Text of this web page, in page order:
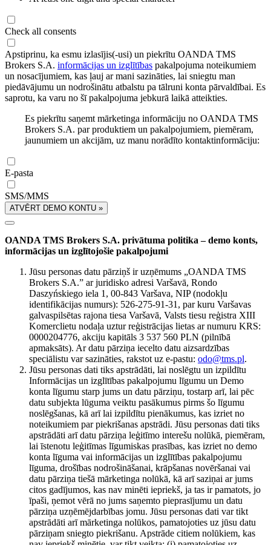
Check all consents
Apstiprinu, ka esmu izlasījis(-usi) un piekrītu OANDA TMS
Brokers S.A. informācijas un izglītības pakalpojuma noteikumiem
un nosacījumiem, kas ļauj ar mani sazināties, lai sniegtu man
piedāvājumu un nodrošinātu atbalstu pa tālruni konta pārvaldībai. Es
saprotu, ka varu no šī pakalpojuma jebkurā laikā atteikties.
Es piekrītu saņemt mārketinga informāciju no OANDA TMS
Brokers S.A. par produktiem un pakalpojumiem, piemēram,
jaunumiem un akcijām, uz manu norādīto kontaktinformāciju:
E-pasta
SMS/MMS
ATVĒRT DEMO KONTU »
OANDA TMS Brokers S.A. privātuma politika – demo konts,
informācijas un izglītojošie pakalpojumi
Jūsu personas datu pārziņš ir uzņēmums „OANDA TMS
Brokers S.A.” ar juridisko adresi Varšavā, Rondo
Daszyńskiego iela 1, 00-843 Varšava, NIP (nodokļu
identifikācijas numurs): 526-275-91-31, par kuru Varšavas
galvaspilsētas rajona tiesa Varšavā, Valsts tiesu reģistra XIII
Komerclietu nodaļa uztur reģistrācijas lietas ar numuru KRS:
0000204776, akciju kapitāls 3 537 560 PLN (pilnībā
apmaksāts). Ar datu pārziņa iecelto datu aizsardzības
speciālistu var sazināties, rakstot uz e-pastu: odo@tms.pl.
Jūsu personas dati tiks apstrādāti, lai noslēgtu un izpildītu
Informācijas un izglītības pakalpojumu līgumu un Demo
konta līgumu starp jums un datu pārziņu, tostarp arī, lai pēc
datu subjekta lūguma veiktu pasākumus pirms šo līgumu
noslēgšanas, kā arī lai izpildītu pienākumus, kas izriet no
noteikumiem par piekrišanas apstrādi. Jūsu personas dati tiks
apstrādāti arī datu pārziņa leģitīmo interešu nolūkā, piemēram,
lai īstenotu leģitīmas līgumiskas prasības, kas izriet no demo
konta līguma vai informācijas un izglītības pakalpojumu
līguma, drošības nodrošināšanai, krāpšanas novēršanai vai
datu pārziņa tiešā mārketinga nolūkā, kā arī saziņai ar jums
citos gadījumos, kas nav minēti iepriekš, ja tas ir pamatots, jo
īpaši, ņemot vērā no jums saņemto pieprasījumu un datu
pārziņa uzņēmējdarbības jomu. Jūsu personas dati var tikt
apstrādāti arī mārketinga nolūkos, pamatojoties uz jūsu datu
pārziņam sniegto piekrišanu. Apstrāde citiem nolūkiem, kas